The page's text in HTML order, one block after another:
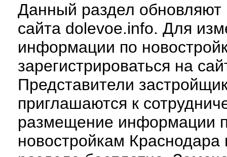
Данный раздел обновляют
сайта dolevoe.info. Для
информации по
зарегистрироваться на
Представители
приглашаются к
размещение информации
новостройкам